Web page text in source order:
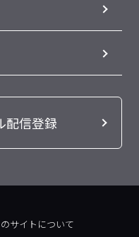
配信登録
サイトについて